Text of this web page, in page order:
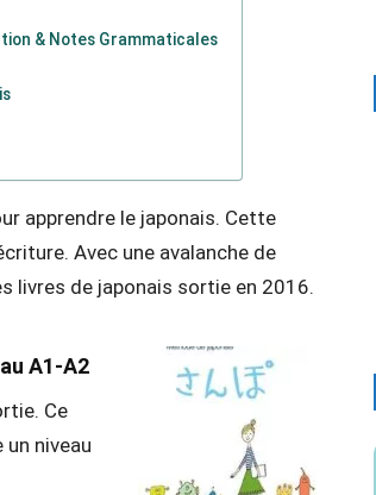
& Notes Grammaticales
apprendre le japonais. Cette
Avec une avalanche de
livres de japonais sortie en 2016.
A1-A2
Ce
niveau